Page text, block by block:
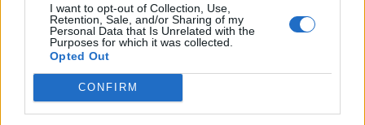
I want to opt-out of Collection, Use,
Retention, Sale, and/or Sharing of my
Personal Data that Is Unrelated with the
Purposes for which it was collected.
Opted Out
CONFIRM
ΔΕΗ: Ισχυρή ανάπτυξη στο α΄ εξάμηνο 2026 με
προσαρμοσμένο EBITDA στα 1,2 δισ. ευρώ
Όμιλος AKTOR: Εξαγοράζει το 75% των ΗΛΕΚΤΩΡ
και THALIS – Στρατηγική συνεργασία με τη Motor